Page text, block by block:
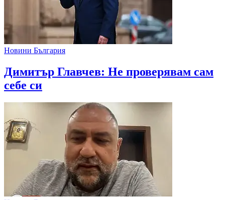
Новини България
Димитър Главчев: Не проверявам сам
себе си